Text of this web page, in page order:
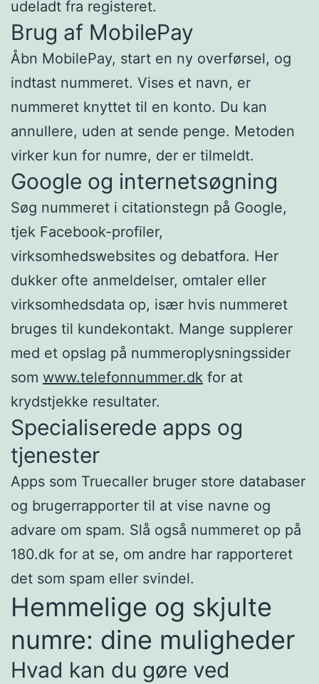
udeladt fra registeret.
Brug af MobilePay
Åbn MobilePay, start en ny overførsel, og
indtast nummeret. Vises et navn, er
nummeret knyttet til en konto. Du kan
annullere, uden at sende penge. Metoden
virker kun for numre, der er tilmeldt.
Google og internetsøgning
Søg nummeret i citationstegn på Google,
tjek Facebook-profiler,
virksomhedswebsites og debatfora. Her
dukker ofte anmeldelser, omtaler eller
virksomhedsdata op, især hvis nummeret
bruges til kundekontakt. Mange supplerer
med et opslag på nummeroplysningssider
som www.telefonnummer.dk for at
krydstjekke resultater.
Specialiserede apps og
tjenester
Apps som Truecaller bruger store databaser
og brugerrapporter til at vise navne og
advare om spam. Slå også nummeret op på
180.dk for at se, om andre har rapporteret
det som spam eller svindel.
Hemmelige og skjulte
numre: dine muligheder
Hvad kan du gøre ved